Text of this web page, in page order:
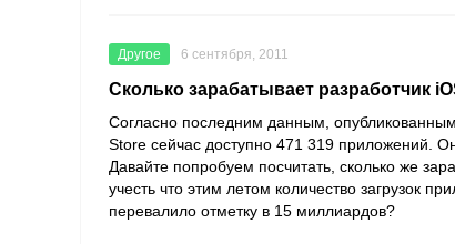
Другое 6 сентября, 2011
Сколько зарабатывает разработчик
Согласно последним данным,
Store сейчас доступно 471 319 приложений.
Давайте попробуем посчитать, сколько же
учесть что этим летом количество загрузок
перевалило отметку в 15 миллиардов?